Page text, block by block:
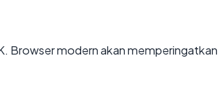
Browser modern akan memperingatkan